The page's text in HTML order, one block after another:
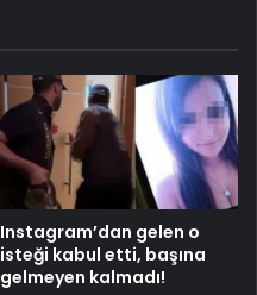
Instagram’dan gelen o
isteği kabul etti, başına
gelmeyen kalmadı!